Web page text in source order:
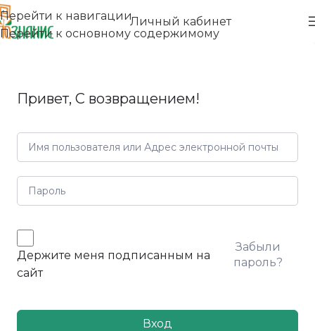
Перейти к навигации
Перейти к основному содержимому
Личный кабинет
Привет, С возвращением!
Держите меня подписанным на
сайт
Забыли
пароль?
Вход